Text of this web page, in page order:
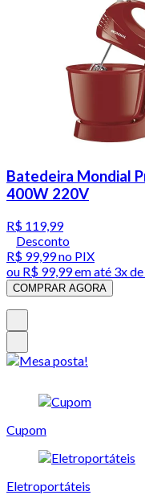
Batedeira Mondial
400W 220V
R$ 119,99
Desconto
R$ 99,99no PIX
ou R$ 99,99em até 3x
COMPRAR AGORA
Cupom
Eletroportáteis